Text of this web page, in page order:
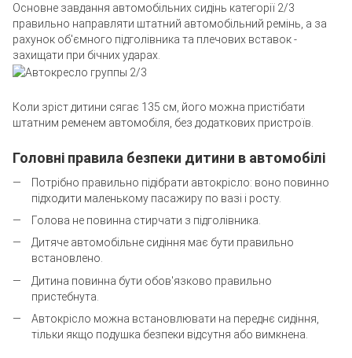
Основне завдання автомобільних сидінь категорії 2/3
правильно направляти штатний автомобільний ремінь, а за
рахунок об'ємного підголівника та плечових вставок -
захищати при бічних ударах.
Коли зріст дитини сягає 135 см, його можна пристібати
штатним ременем автомобіля, без додаткових пристроїв.
Головні правила безпеки дитини в автомобілі
Потрібно правильно підібрати автокрісло: воно повинно
підходити маленькому пасажиру по вазі і росту.
Голова не повинна стирчати з підголівника.
Дитяче автомобільне сидіння має бути правильно
встановлено.
Дитина повинна бути обов'язково правильно
пристебнута.
Автокрісло можна встановлювати на переднє сидіння,
тільки якщо подушка безпеки відсутня або вимкнена.